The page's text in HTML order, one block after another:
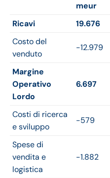
meur
Ricavi
19.676
Costo del
venduto
-12.979
Margine
Operativo
Lordo
6.697
Costi di ricerca
e sviluppo
-579
Spese di
vendita e
logistica
-1.882